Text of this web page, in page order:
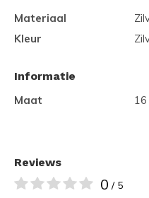
Materiaal
Kleur
Informatie
Maat
Reviews
0 / 5